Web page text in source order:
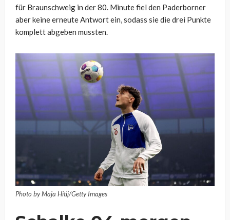
für Braunschweig in der 80. Minute fiel den Paderborner
aber keine erneute Antwort ein, sodass sie die drei Punkte
komplett abgeben mussten.
Photo by Maja Hitij/Getty Images